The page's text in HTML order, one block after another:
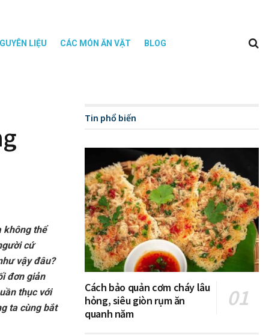
LIỆU CÁC MÓN ĂN VẶT BLOG
không thể
cứ
vậy đâu?
đơn giản
thục với
ta cùng bắt
Tin phổ biến
Cách bảo quản cơm cháy lâu
hỏng, siêu giòn rụm ăn
quanh năm